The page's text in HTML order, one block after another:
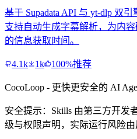
基于 Supadata API 与 yt-dlp 双引
支持自动生成字幕解析，为内
的信息获取时间。
4.1k 1k 100%推荐
CocoLoop - 更快更安全的 AI
安全提示：Skills 由第三方开发
级与权限声明，实际运行风险由